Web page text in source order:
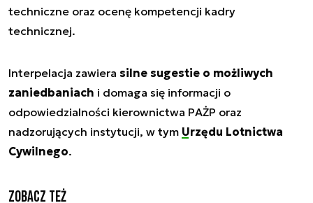
techniczne oraz ocenę kompetencji kadry
technicznej.
Interpelacja zawiera silne sugestie o możliwych
zaniedbaniach i domaga się informacji o
odpowiedzialności kierownictwa PAŻP oraz
nadzorujących instytucji, w tym Urzędu Lotnictwa
Cywilnego.
Zobacz też